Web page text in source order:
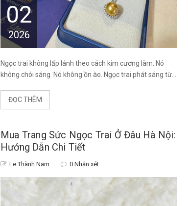
02
2026
Ngọc trai không lấp lánh theo cách kim cương làm. Nó
không chói sáng. Nó không ồn ào. Ngọc trai phát sáng từ...
ĐỌC THÊM
Mua Trang Sức Ngọc Trai Ở Đâu Hà Nội:
Hướng Dẫn Chi Tiết
Le Thành Nam 0 Nhận xét